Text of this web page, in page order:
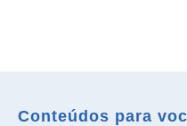
Conteúdos para